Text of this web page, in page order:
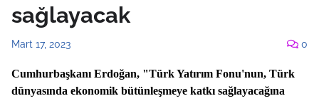
sağlayacak
Mart 17, 2023 0
Cumhurbaşkanı Erdoğan, "Türk Yatırım Fonu'nun, Türk
dünyasında ekonomik bütünleşmeye katkı sağlayacağına